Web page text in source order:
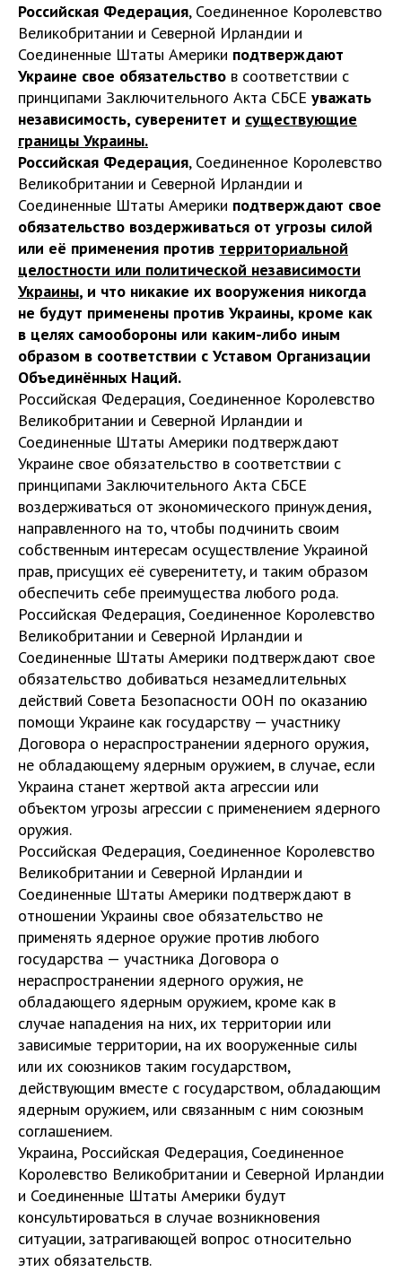
Российская Федерация, Соединенное Королевство
Великобритании и Северной Ирландии и
Соединенные Штаты Америки подтверждают
Украине свое обязательство в соответствии с
принципами Заключительного Акта СБСЕ уважать
независимость, суверенитет и существующие
границы Украины.
Российская Федерация, Соединенное Королевство
Великобритании и Северной Ирландии и
Соединенные Штаты Америки подтверждают свое
обязательство воздерживаться от угрозы силой
или её применения против территориальной
целостности или политической независимости
Украины, и что никакие их вооружения никогда
не будут применены против Украины, кроме как
в целях самообороны или каким-либо иным
образом в соответствии с Уставом Организации
Объединённых Наций.
Российская Федерация, Соединенное Королевство
Великобритании и Северной Ирландии и
Соединенные Штаты Америки подтверждают
Украине свое обязательство в соответствии с
принципами Заключительного Акта СБСЕ
воздерживаться от экономического принуждения,
направленного на то, чтобы подчинить своим
собственным интересам осуществление Украиной
прав, присущих её суверенитету, и таким образом
обеспечить себе преимущества любого рода.
Российская Федерация, Соединенное Королевство
Великобритании и Северной Ирландии и
Соединенные Штаты Америки подтверждают свое
обязательство добиваться незамедлительных
действий Совета Безопасности ООН по оказанию
помощи Украине как государству — участнику
Договора о нераспространении ядерного оружия,
не обладающему ядерным оружием, в случае, если
Украина станет жертвой акта агрессии или
объектом угрозы агрессии с применением ядерного
оружия.
Российская Федерация, Соединенное Королевство
Великобритании и Северной Ирландии и
Соединенные Штаты Америки подтверждают в
отношении Украины свое обязательство не
применять ядерное оружие против любого
государства — участника Договора о
нераспространении ядерного оружия, не
обладающего ядерным оружием, кроме как в
случае нападения на них, их территории или
зависимые территории, на их вооруженные силы
или их союзников таким государством,
действующим вместе с государством, обладающим
ядерным оружием, или связанным с ним союзным
соглашением.
Украина, Российская Федерация, Соединенное
Королевство Великобритании и Северной Ирландии
и Соединенные Штаты Америки будут
консультироваться в случае возникновения
ситуации, затрагивающей вопрос относительно
этих обязательств.